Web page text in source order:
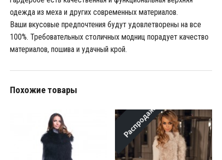
одежда из меха и других современных материалов.
Ваши вкусовые предпочтения будут удовлетворены на все
100%. Требовательных столичных модниц порадует качество
материалов, пошива и удачный крой.
Похожие товары
Распродажа!